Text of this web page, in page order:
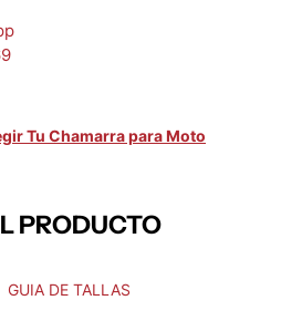
Tu Chamarra para Moto
PRODUCTO
GUIA DE TALLAS